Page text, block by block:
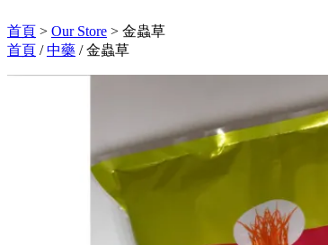
首頁 > Our Store > 金蟲草
首頁 /中藥 / 金蟲草